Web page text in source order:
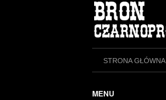
STRONA GŁÓWNA
MENU